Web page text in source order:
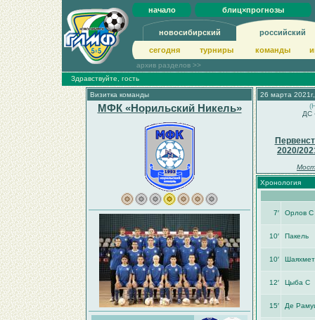
начало блиц×прогнозы
новосибирский российский
сегодня турниры команды
архив разделов >>
Здравствуйте, гость
Визитка команды
МФК «Норильский Никель»
26 марта
ДС
2020/
Хронология
7′ Орлов С
10′ Пакель
10′
12′ Цыба С
15′ Де